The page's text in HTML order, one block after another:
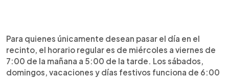
Para quienes únicamente desean pasar el día en el
recinto, el horario regular es de miércoles a viernes de
7:00 de la mañana a 5:00 de la tarde. Los sábados,
domingos, vacaciones y días festivos funciona de 6:00